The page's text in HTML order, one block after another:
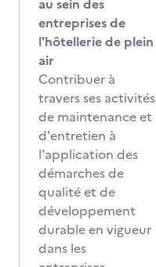
au sein des
entreprises de
l'hôtellerie de plein
air
Contribuer à
travers ses activités
de maintenance et
d'entretien à
l'application des
démarches de
qualité et de
développement
durable en vigueur
dans les